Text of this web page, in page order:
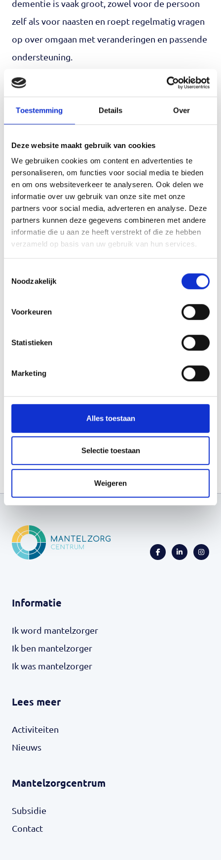
Toestemming Details Over
Deze website maakt gebruik van cookies
We gebruiken cookies om content en advertenties te
personaliseren, om functies voor social media te bieden
en om ons websiteverkeer te analyseren. Ook delen we
informatie over uw gebruik van onze site met onze
partners voor social media, adverteren en analyse. Deze
partners kunnen deze gegevens combineren met andere
informatie die u aan ze heeft verstrekt of die ze hebben
verzameld op basis van uw gebruik van hun services.
Noodzakelijk
Voorkeuren
Statistieken
Marketing
Alles toestaan
Selectie toestaan
Weigeren
dementie is vaak groot, zowel voor de persoon
zelf als voor naasten en roept regelmatig vragen
op over omgaan met veranderingen en passende
ondersteuning.
In deze fase kan begeleiding en deskundige
ondersteuning helpend zijn. Geriant biedt
ondersteuning aan mensen met
behandeling tot begeleiding en ondersteuning.
Meer informatie over hulp bij dementie is terug
te vinden op de website vanGeriant .
Ga naar de website van Geriant
Contact
Hoofdvestiging
1742 LE , Schagen
085 - 018 38 90
info@mantelzorgcentrum.nl
Informatie
Ik word mantelzorger
Ik ben mantelzorger
Ik was mantelzorger
Lees meer
Activiteiten
Nieuws
Mantelzorgcentrum
Subsidie
Contact